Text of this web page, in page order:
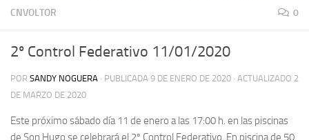
CNVOLTOR 0
2º Control Federativo 11/01/2020
POR SANDY NOGUERA · PUBLICADA 9 DE ENERO DE 2020 · ACTUALIZADO 2
DE MARZO DE 2020
Este próximo sábado día 11 de enero a las 17:00 h. en las piscinas
de Son Hugo se celebrará el 2º Control Federativo. En piscina de 50